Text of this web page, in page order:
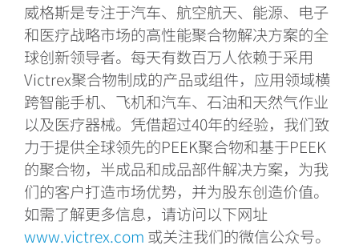
威格斯是专注于汽车、航空航天、能源、电子
和医疗战略市场的高性能聚合物解决方案的全
球创新领导者。每天有数百万人依赖于采用
Victrex聚合物制成的产品或组件，应用领域横
跨智能手机、飞机和汽车、石油和天然气作业
以及医疗器械。凭借超过40年的经验，我们致
力于提供全球领先的PEEK聚合物和基于PEEK
的聚合物，半成品和成品部件解决方案，为我
们的客户打造市场优势，并为股东创造价值。
如需了解更多信息，请访问以下网址
www.victrex.com 或关注我们的微信公众号。